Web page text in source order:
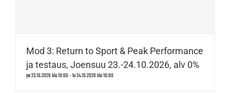
Mod 3: Return to Sport & Peak Performance
ja testaus, Joensuu 23.-24.10.2026, alv 0%
pe 23.10.2026 klo 10:00-la 24.10.2026 klo 16:00